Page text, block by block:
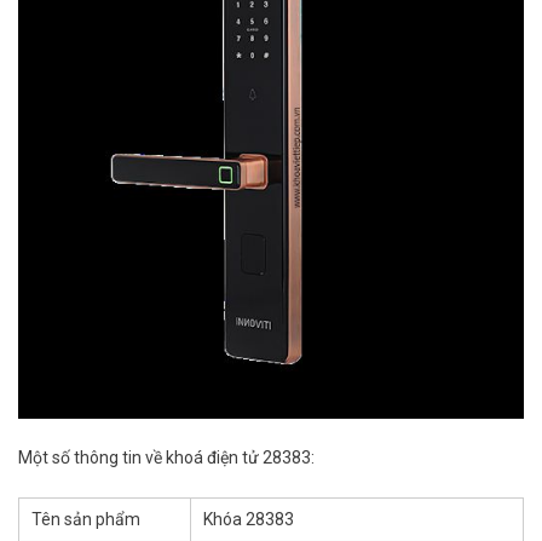
Một số thông tin về khoá điện tử 28383:
Tên sản phẩm Khóa 28383